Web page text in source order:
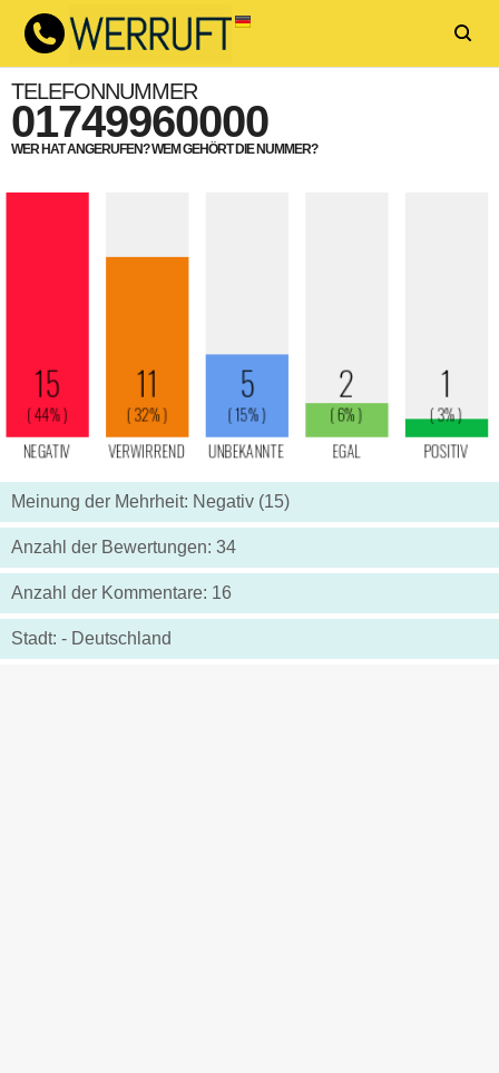
TELEFONNUMMER
01749960000
WER HAT ANGERUFEN? WEM GEHÖRT DIE NUMMER?
Meinung der Mehrheit: Negativ (15)
Anzahl der Bewertungen: 34
Anzahl der Kommentare: 16
Stadt: - Deutschland